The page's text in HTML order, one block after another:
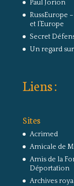
Paul Jorion
RussEurope
et l’Europe
Secret
Un regard
Liens :
Sites
Acrimed
Amicale de
Amis de la
Déportation
Archives